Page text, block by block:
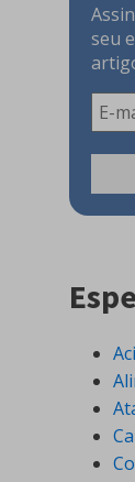
seu